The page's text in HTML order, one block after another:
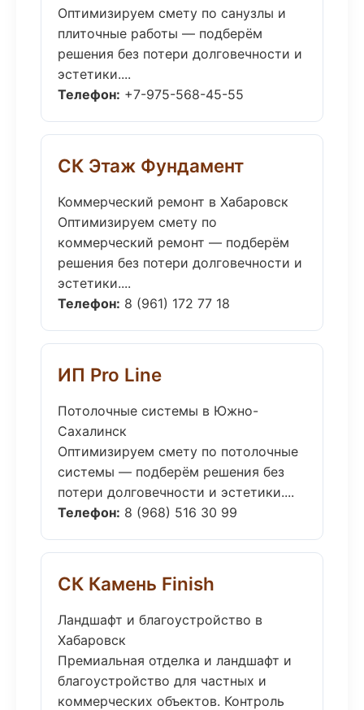
Оптимизируем смету по санузлы и
плиточные работы — подберём
решения без потери долговечности и
эстетики....
Телефон: +7-975-568-45-55
СК Этаж Фундамент
Коммерческий ремонт в Хабаровск
Оптимизируем смету по
коммерческий ремонт — подберём
решения без потери долговечности и
эстетики....
Телефон: 8 (961) 172 77 18
ИП Pro Line
Потолочные системы в Южно-
Сахалинск
Оптимизируем смету по потолочные
системы — подберём решения без
потери долговечности и эстетики....
Телефон: 8 (968) 516 30 99
СК Камень Finish
Ландшафт и благоустройство в
Хабаровск
Премиальная отделка и ландшафт и
благоустройство для частных и
коммерческих объектов. Контроль